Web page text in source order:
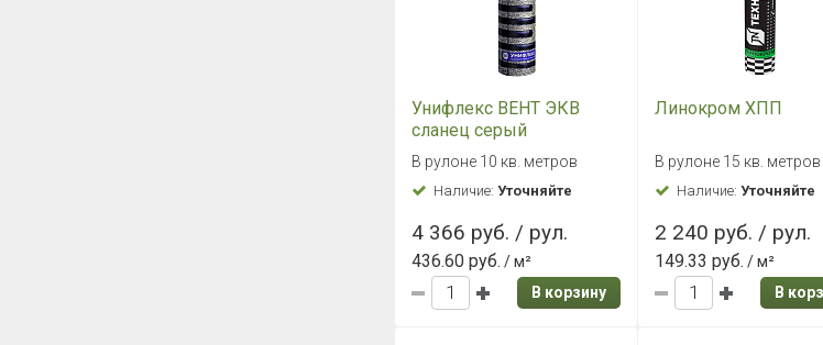
Унифлекс ВЕНТ ЭКВ
сланец серый
В рулоне 10 кв. метров
Наличие: Уточняйте
4 366 руб. / рул.
436.60 руб. / м²
В корзину
Линокром ХПП
В рулоне 15 кв. метров
Наличие:Уточняйте
2 240 руб. / рул.
149.33 руб. / м²
В